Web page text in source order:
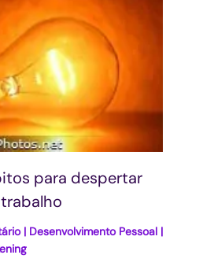
para despertar
| Desenvolvimento Pessoal |